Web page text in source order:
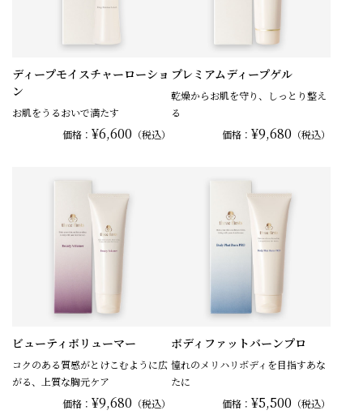
ディープモイスチャーローショ
ン
お肌をうるおいで満たす
価格：¥6,600 （税込）
プレミアムディープゲル
乾燥からお肌を守り、しっとり整え
る
価格： ¥9,680 （税込）
ビューティボリューマー
コクのある質感がとけこむように広
がる、上質な胸元ケア
価格：¥9,680 （税込）
ボディファットバーンプロ
憧れのメリハリボディを目指すあな
たに
価格： ¥5,500 （税込）